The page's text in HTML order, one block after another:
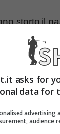
storto il
luce. Tanti
2001, a
asks for
data for
advertising
audience